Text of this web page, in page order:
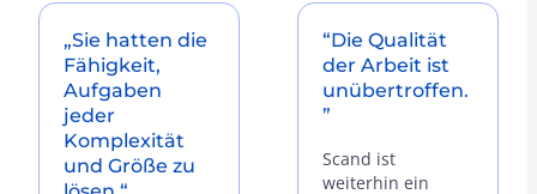
„Sie hatten die
Fähigkeit,
Aufgaben
jeder
Komplexität
und Größe zu
“Die Qualität
der Arbeit ist
unübertroffen.
”
Scand ist
weiterhin ein